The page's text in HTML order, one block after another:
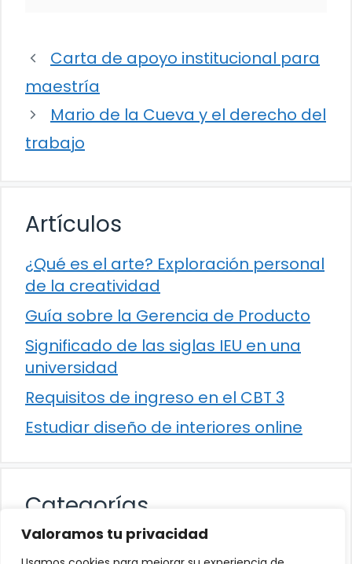
Valoramos tu privacidad
Carta de apoyo institucional para
maestría
Mario de la Cueva y el derecho del
trabajo
Artículos
¿Qué es el arte? Exploración personal
de la creatividad
Guía sobre la Gerencia de Producto
Significado de las siglas IEU en una
universidad
Requisitos de ingreso en el CBT 3
Estudiar diseño de interiores online
Categorías
Cultura